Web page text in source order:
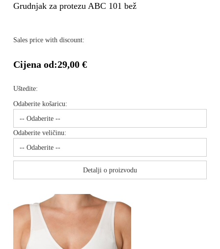
Grudnjak za protezu ABC 101 bež
Sales price with discount:
Cijena od:29,00 €
Uštedite:
Odaberite košaricu:
Odaberite veličinu:
Detalji o proizvodu